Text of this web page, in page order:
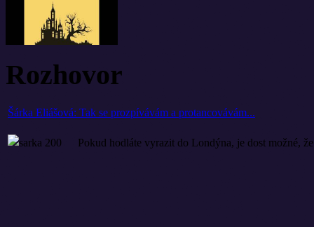
Rozhovor
Šárka Eliášová: Tak se prozpívávám a protancovávám...
Pokud hodláte vyrazit do Londýna, je dost možné,